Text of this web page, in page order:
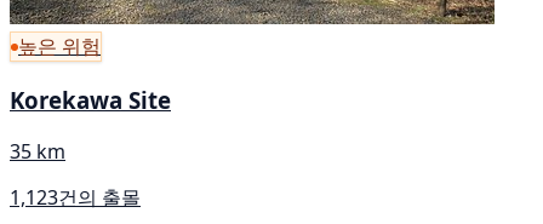
높은 위험
Korekawa Site
35 km
1,123건의 출몰